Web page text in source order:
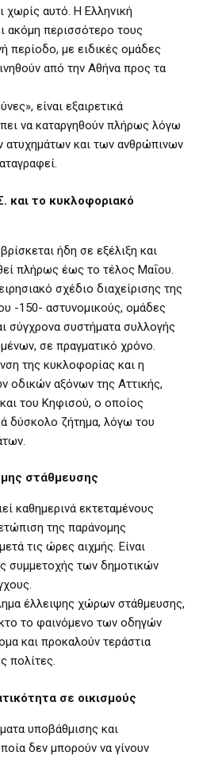
χωρίς αυτό. Η Ελληνική
ακόμη περισσότερο τους
περίοδο, με ειδικές ομάδες
από την Αθήνα προς τα
είναι εξαιρετικά
να καταργηθούν πλήρως λόγω
και των ανθρώπινων
και το κυκλοφοριακό
ήδη σε εξέλιξη και
πλήρως έως το τέλος Μαΐου.
σχέδιο διαχείρισης της
-150- αστυνομικούς, ομάδες
σύγχρονα συστήματα συλλογής
σε πραγματικό χρόνο.
της κυκλοφορίας και η
οδικών αξόνων της Αττικής,
του Κηφισού, ο οποίος
δύσκολο ζήτημα, λόγω του
στάθμευσης
καθημερινά εκτεταμένους
της παράνομης
τις ώρες αιχμής. Είναι
συμμετοχής των δημοτικών
έλλειψης χώρων στάθμευσης,
το φαινόμενο των οδηγών
και προκαλούν τεράστια
πολίτες.
σε οικισμούς
υποβάθμισης και
δεν μπορούν να γίνουν